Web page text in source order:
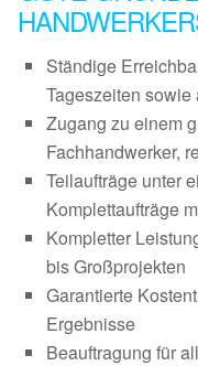
Ständige
Tageszeiten
Zugang zu einem
Fachhandwerker,
Teilaufträge unter
Komplettaufträge
Kompletter
bis Großprojekten
Garantierte
Ergebnisse
Beauftragung für